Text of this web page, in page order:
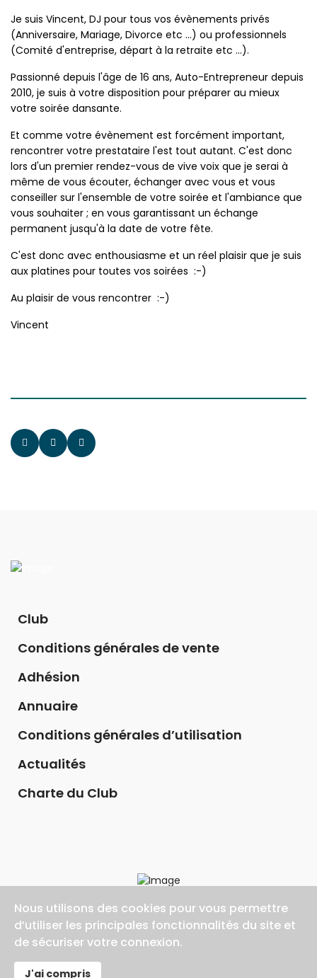
Je suis Vincent, DJ pour tous vos évènements privés
(Anniversaire, Mariage, Divorce etc ...) ou professionnels
(Comité d'entreprise, départ à la retraite etc ...).
Passionné depuis l'âge de 16 ans, Auto-Entrepreneur depuis
2010, je suis à votre disposition pour préparer au mieux
votre soirée dansante.
Et comme votre évènement est forcément important,
rencontrer votre prestataire l'est tout autant. C'est donc
lors d'un premier rendez-vous de vive voix que je serai à
même de vous écouter, échanger avec vous et vous
conseiller sur l'ensemble de votre soirée et l'ambiance que
vous souhaiter ; en vous garantissant un échange
permanent jusqu'à la date de votre fête.
C'est donc avec enthousiasme et un réel plaisir que je suis
aux platines pour toutes vos soirées :-)
Au plaisir de vous rencontrer :-)
Vincent
Club
Conditions générales de vente
Adhésion
Annuaire
Conditions générales d’utilisation
Actualités
Charte du Club
©2026 AGIR ET INNOVER 94, Tout droit réservé
Nous utilisons des cookies pour vous permettre
d’utiliser les principales fonctionnalités du site et
de sécuriser votre connexion.
J'ai compris